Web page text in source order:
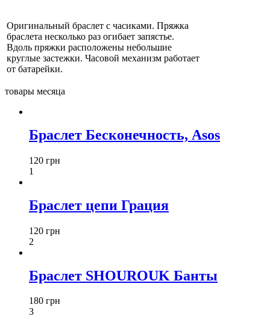
Оригинальный браслет с часиками. Пряжка
браслета несколько раз огибает запястье.
Вдоль пряжки расположены небольшие
круглые застежки. Часовой механизм работает
от батарейки.
товары месяца
Браслет Бесконечность, Asos
120 грн
1
Браслет цепи Грация
120 грн
2
Браслет SHOUROUK Банты
180 грн
3